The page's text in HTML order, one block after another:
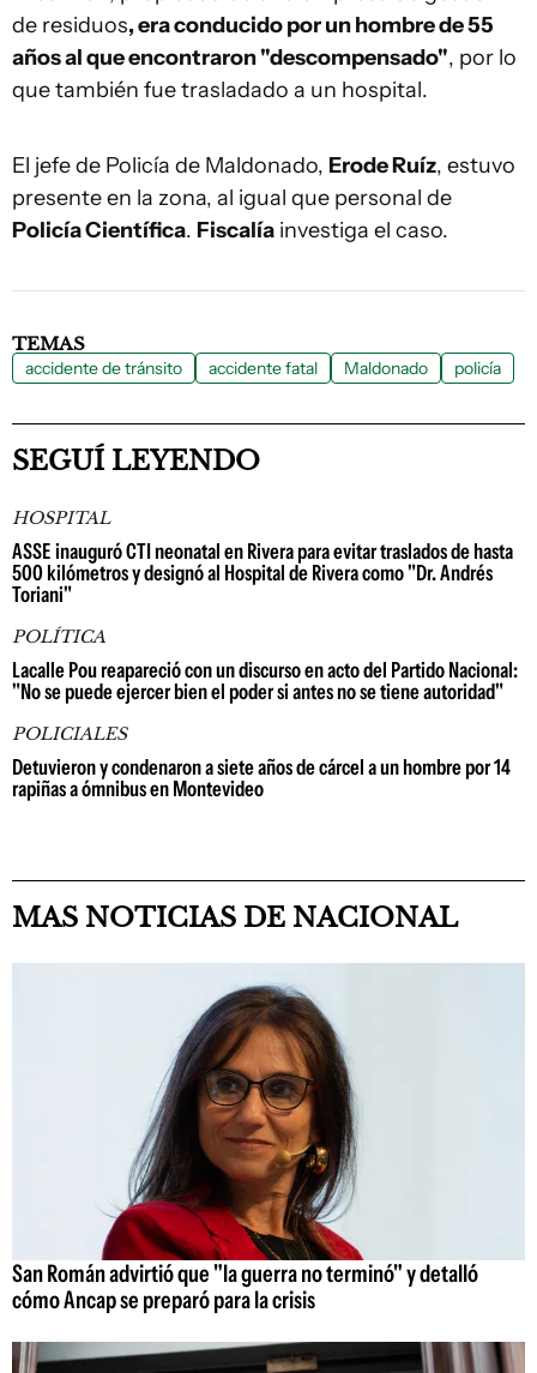
de residuos, era conducido por un hombre de 55
años al que encontraron "descompensado", por lo
que también fue trasladado a un hospital.
El jefe de Policía de Maldonado, Erode Ruíz, estuvo
presente en la zona, al igual que personal de
Policía Científica. Fiscalía investiga el caso.
TEMAS
accidente de tránsito accidente fatal Maldonado policía
SEGUÍ LEYENDO
HOSPITAL
ASSE inauguró CTI neonatal en Rivera para evitar traslados de hasta
500 kilómetros y designó al Hospital de Rivera como "Dr. Andrés
Toriani"
POLÍTICA
Lacalle Pou reapareció con un discurso en acto del Partido Nacional:
"No se puede ejercer bien el poder si antes no se tiene autoridad"
POLICIALES
Detuvieron y condenaron a siete años de cárcel a un hombre por 14
rapiñas a ómnibus en Montevideo
MAS NOTICIAS DE NACIONAL
San Román advirtió que "la guerra no terminó" y detalló
cómo Ancap se preparó para la crisis